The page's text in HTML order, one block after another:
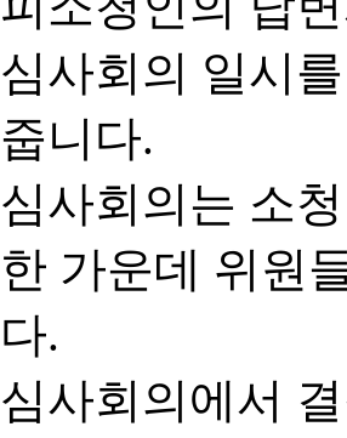
심사회의 일시
줍니다.
심사회의는 소
한 가운데 위원
다.
심사회의에서